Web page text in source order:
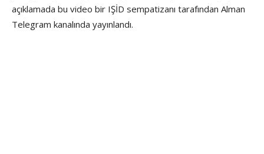
açıklamada bu video bir IŞİD sempatizanı tarafından Alman
Telegram kanalında yayınlandı.